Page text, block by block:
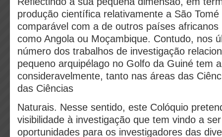
produção científica relativamente a São
comparável com a de outros países
como Angola ou Moçambique. Contudo, nos
número dos trabalhos de investigação
pequeno arquipélago no Golfo da Guiné tem
consideravelmente, tanto nas áreas das
das Ciências
Naturais. Nesse sentido, este Colóquio
visibilidade à investigação que tem vindo a
oportunidades para os investigadores das